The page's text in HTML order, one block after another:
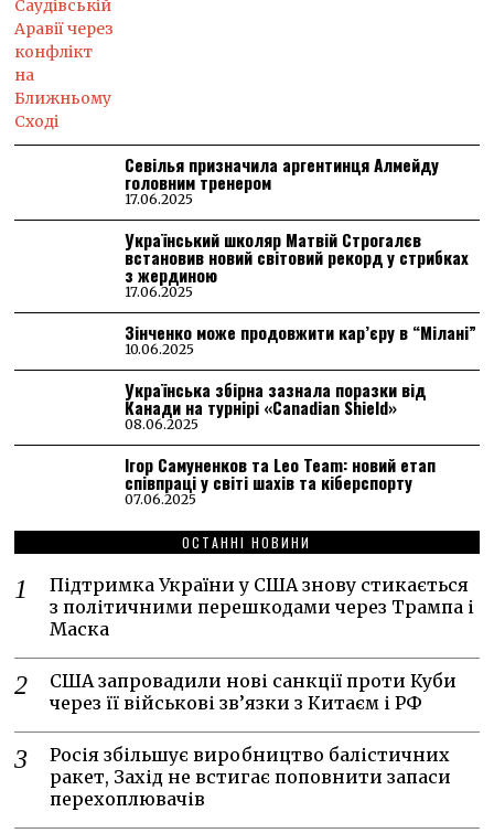
Севілья призначила аргентинця Алмейду
головним тренером
17.06.2025
Український школяр Матвій Строгалєв
встановив новий світовий рекорд у стрибках
з жердиною
17.06.2025
Зінченко може продовжити кар’єру в “Мілані”
10.06.2025
Українська збірна зазнала поразки від
Канади на турнірі «Canadian Shield»
08.06.2025
Ігор Самуненков та Leo Team: новий етап
співпраці у світі шахів та кіберспорту
07.06.2025
ОСТАННІ НОВИНИ
Підтримка України у США знову стикається
з політичними перешкодами через Трампа і
Маска
США запровадили нові санкції проти Куби
через її військові зв’язки з Китаєм і РФ
Росія збільшує виробництво балістичних
ракет, Захід не встигає поповнити запаси
перехоплювачів